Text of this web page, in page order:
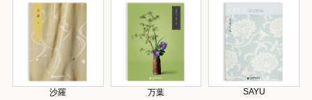
沙羅 万葉 SAYU